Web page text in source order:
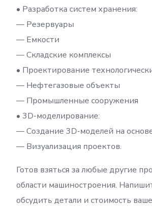
• Разработка систем хранения:
— Резервуары
— Емкости
— Складские комплексы
• Проектирование
— Нефтегазовые объекты
— Промышленные сооружения
• 3D-моделирование:
— Создание 3D-моделей на
— Визуализация проектов.
Готов взяться за любые другие
области машиностроения.
обсудить детали и стоимость